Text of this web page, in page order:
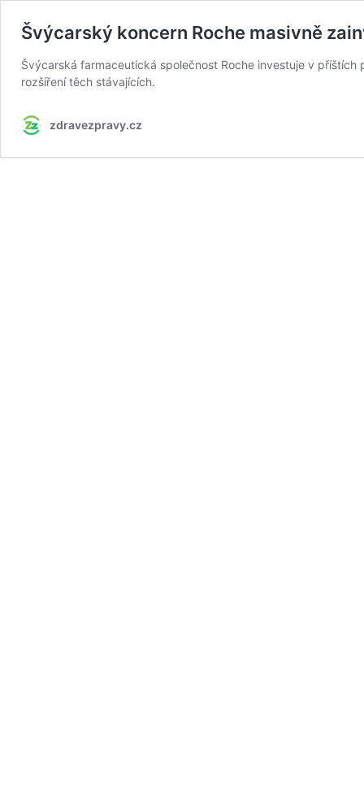
Švýcarský koncern Roche masivně
Švýcarská farmaceutická společnost Roche investuje v
rozšíření těch stávajících.
zdravezpravy.cz